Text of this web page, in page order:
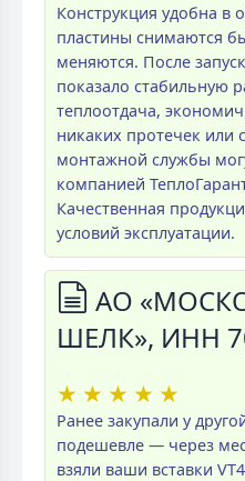
Конструкция удобна в
пластины снимаются
меняются. После
показало стабильную
теплоотдача,
никаких протечек или
монтажной службы
компанией
Качественная
условий эксплуатации.
АО
ШЕЛК», ИНН
★ ★ ★ ★ ★
Ранее закупали у
подешевле — через
взяли ваши вставки